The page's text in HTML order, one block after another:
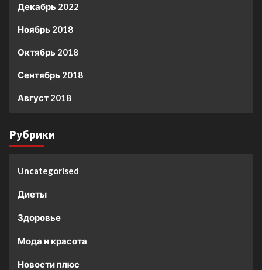
Декабрь 2022
Ноябрь 2018
Октябрь 2018
Сентябрь 2018
Август 2018
Рубрики
Uncategorised
Диеты
Здоровье
Мода и красота
Новости плюс